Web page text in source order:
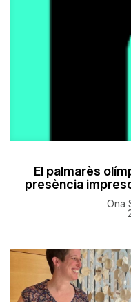
El palmarès
presència
Ona